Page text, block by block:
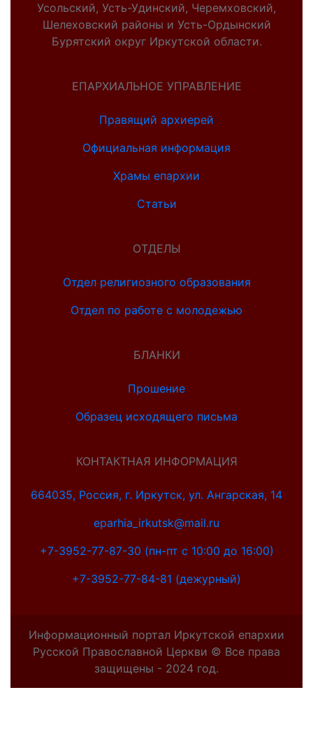
Усольский, Усть-Удинский, Черемховский,
Шелеховский районы и Усть-Ордынский
Бурятский округ Иркутской области.
ЕПАРХИАЛЬНОЕ УПРАВЛЕНИЕ
Правящий архиерей
Официальная информация
Храмы епархии
Статьи
ОТДЕЛЫ
Отдел религиозного образования
Отдел по работе с молодежью
БЛАНКИ
Прошение
Образец исходящего письма
КОНТАКТНАЯ ИНФОРМАЦИЯ
664035, Россия, г. Иркутск, ул. Ангарская, 14
eparhia_irkutsk@mail.ru
+7-3952-77-87-30 (пн-пт с 10:00 до 16:00)
+7-3952-77-84-81 (дежурный)
Информационный портал Иркутской епархии
Русской Православной Церкви © Все права
защищены - 2024 год.